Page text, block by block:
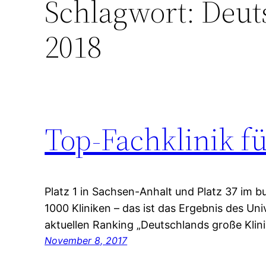
Schlagwort:
2018
Top-Fachklinik
Platz 1 in Sachsen-Anhalt und Platz 37 im
1000 Kliniken – das ist das Ergebnis des
aktuellen Ranking „Deutschlands große
November 8, 2017